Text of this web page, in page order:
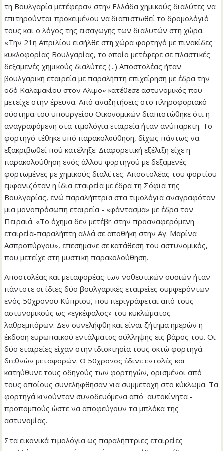
τη Βουλγαρία μετέφεραν στην Ελλάδα χημικούς διαλύτες να
επιτηρούνται προκειμένου να διαπιστωθεί το δρομολόγιό
τους και ο λόγος της εισαγωγής των διαλυτών στη χώρα.
«Την 21η Απριλίου εισήλθε στη χώρα φορτηγό με πινακίδες
κυκλοφορίας Βουλγαρίας, το οποίο μετέφερε σε πλαστικές
δεξαμενές χημικούς διαλύτες (...) Αποστολέας ήταν
βουλγαρική εταιρεία με παραλήπτη επιχείρηση με έδρα την
οδό Καλαμακίου στον Aλιμο» κατέθεσε αστυνομικός που
μετείχε στην έρευνα. Από αναζητήσεις στο πληροφοριακό
σύστημα του υπουργείου Οικονομικών διαπιστώθηκε ότι η
αναγραφόμενη στα τιμολόγια εταιρεία ήταν ανύπαρκτη. Το
φορτηγό τέθηκε υπό παρακολούθηση, δίχως πάντως να
εξακριβωθεί πού κατέληξε. Διαφορετική εξέλιξη είχε η
παρακολούθηση ενός άλλου φορτηγού με δεξαμενές
φορτωμένες με χημικούς διαλύτες. Αποστολέας του φορτίου
εμφανιζόταν η ίδια εταιρεία με έδρα τη Σόφια της
Βουλγαρίας, ενώ παραλήπτρια στα τιμολόγια αναγραφόταν
μια μονοπρόσωπη εταιρεία - «φάντασμα» με έδρα τον
Πειραιά. «Το όχημα δεν μετέβη στην προαναφερόμενη
εταιρεία-παραλήπτη αλλά σε αποθήκη στην Αγ. Μαρίνα
Ασπροπύργου», επεσήμανε σε κατάθεσή του αστυνομικός,
που μετείχε στη μυστική παρακολούθηση.
Αποστολέας και μεταφορέας των νοθευτικών ουσιών ήταν
πάντοτε οι ίδιες δύο βουλγαρικές εταιρείες συμφερόντων
ενός 50χρονου Κύπριου, που περιγράφεται από τους
αστυνομικούς ως «εγκέφαλος» του κυκλώματος
λαθρεμπόρων. Δεν συνελήφθη και είναι ζήτημα ημερών η
έκδοση ευρωπαϊκού εντάλματος σύλληψης εις βάρος του. Οι
δύο εταιρείες είχαν στην ιδιοκτησία τους οκτώ φορτηγά
διεθνών μεταφορών. Ο 50χρονος έδινε εντολές και
κατηύθυνε τους οδηγούς των φορτηγών, ορισμένοι από
τους οποίους συνελήφθησαν για συμμετοχή στο κύκλωμα. Τα
φορτηγά κινούνταν συνοδευόμενα από αυτοκίνητα -
προπομπούς ώστε να αποφεύγουν τα μπλόκα της
αστυνομίας.
Στα εικονικά τιμολόγια ως παραλήπτριες εταιρείες